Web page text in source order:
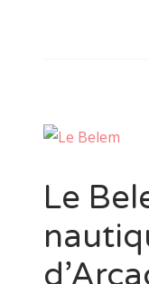
Le